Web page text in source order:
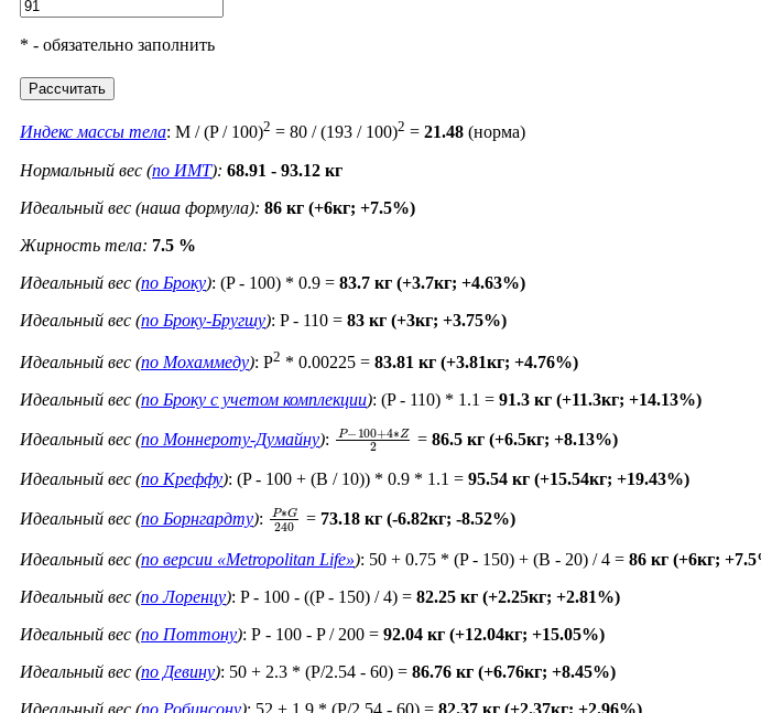
* - обязательно заполнить
Рассчитать
Индекс массы тела: M / (P / 100)2 = 80 / (193 / 100)2 = 21.48 (норма)
Нормальный вес (по ИМТ): 68.91 - 93.12 кг
Идеальный вес (наша формула): 86 кг (+6кг; +7.5%)
Жирность тела: 7.5 %
Идеальный вес (по Броку): (P - 100) * 0.9 = 83.7 кг (+3.7кг; +4.63%)
Идеальный вес (по Броку-Бругшу): P - 110 = 83 кг (+3кг; +3.75%)
Идеальный вес (по Мохаммеду): P2 * 0.00225 = 83.81 кг (+3.81кг; +4.76%)
Идеальный вес (по Броку c учетом комплекции): (P - 110) * 1.1 = 91.3 кг (+11.3кг; +14.13%)
Идеальный вес (по Моннероту-Думайну): P− 100 +4∗ 2
=86.5 кг (+6.5кг; +8.13%)
Идеальный вес (по Креффу): (P - 100 + (B / 10)) * 0.9 * 1.1 = 95.54 кг (+15.54кг; +19.43%)
Идеальный вес (по Борнгардту): P∗G 240
= 73.18 кг (-6.82кг; -8.52%)
Идеальный вес (по версии «Metropolitan Life»): 50 + 0.75 * (P - 150) + (B - 20) / 4 = 86 кг (+6кг;
Идеальный вес (по Лоренцу): P - 100 - ((P - 150) / 4) = 82.25 кг (+2.25кг; +2.81%)
Идеальный вес (по Поттону): Р - 100 - P / 200 = 92.04 кг (+12.04кг; +15.05%)
Идеальный вес (по Девину): 50 + 2.3 * (P/2.54 - 60) = 86.76 кг (+6.76кг; +8.45%)